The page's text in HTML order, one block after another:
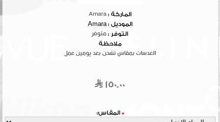
الماركة : Amara
الموديل : Amara
التوفر :متوفر
ملاحظة
العدسات بمقاس تشحن بعد يومين عمل
150.00
* المقاس: